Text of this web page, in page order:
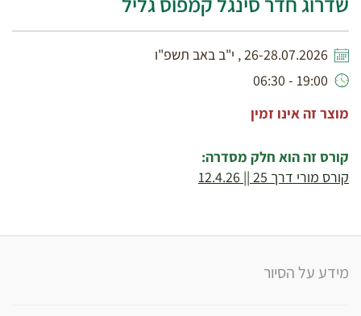
26-28.07.2026 , י"ב באב תשפ"ו
19:00 - 06:30
מוצר זה אינו זמין
קורס זה הוא חלק מסדרה:
קורס מורי דרך 25 || 12.4.26
מידע על הסיור